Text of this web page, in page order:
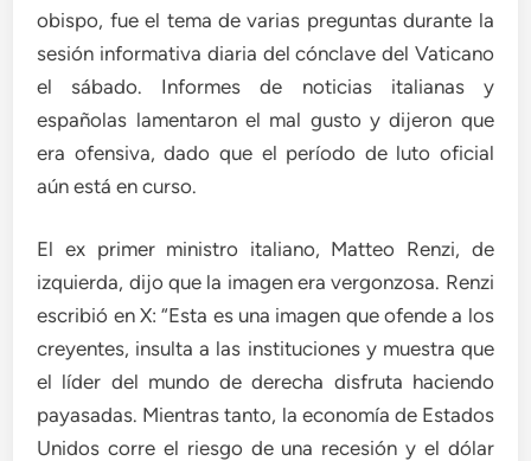
obispo, fue el tema de varias preguntas durante la
sesión informativa diaria del cónclave del Vaticano
el sábado. Informes de noticias italianas y
españolas lamentaron el mal gusto y dijeron que
era ofensiva, dado que el período de luto oficial
aún está en curso.
El ex primer ministro italiano, Matteo Renzi, de
izquierda, dijo que la imagen era vergonzosa. Renzi
escribió en X: “Esta es una imagen que ofende a los
creyentes, insulta a las instituciones y muestra que
el líder del mundo de derecha disfruta haciendo
payasadas. Mientras tanto, la economía de Estados
Unidos corre el riesgo de una recesión y el dólar